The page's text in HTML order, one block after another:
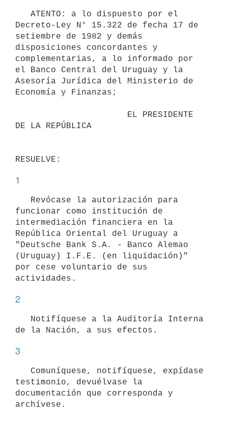
Decreto-Ley N° 15.322 de fecha 17 de
setiembre de 1982 y demás
disposiciones concordantes y
complementarias, a lo informado por
el Banco Central del Uruguay y la
Asesoría Jurídica del Ministerio de
Economía y Finanzas;
DE LA REPÚBLICA
1
funcionar como institución de
intermediación financiera en la
República Oriental del Uruguay a
"Deutsche Bank S.A. - Banco Alemao
(Uruguay) I.F.E. (en liquidación)"
por cese voluntario de sus
2
3
testimonio, devuélvase la
documentación que corresponda y